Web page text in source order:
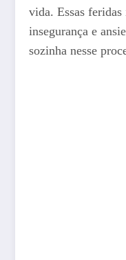
vida. Essas
insegurança e
sozinha nesse